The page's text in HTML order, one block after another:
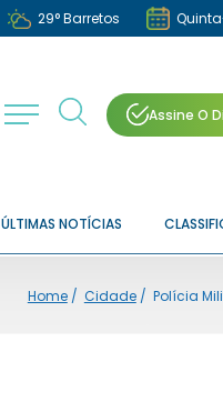
29°Barretos
Assine O
ÚLTIMAS NOTÍCIAS
Home/ Cidade/ Polícia